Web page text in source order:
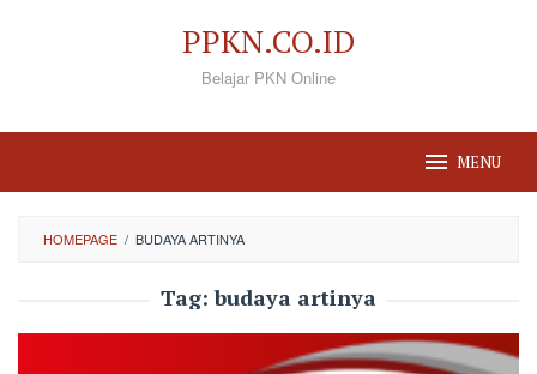
PPKN.CO.ID
Belajar PKN Online
MENU
HOMEPAGE / BUDAYA ARTINYA
Tag:budaya artinya